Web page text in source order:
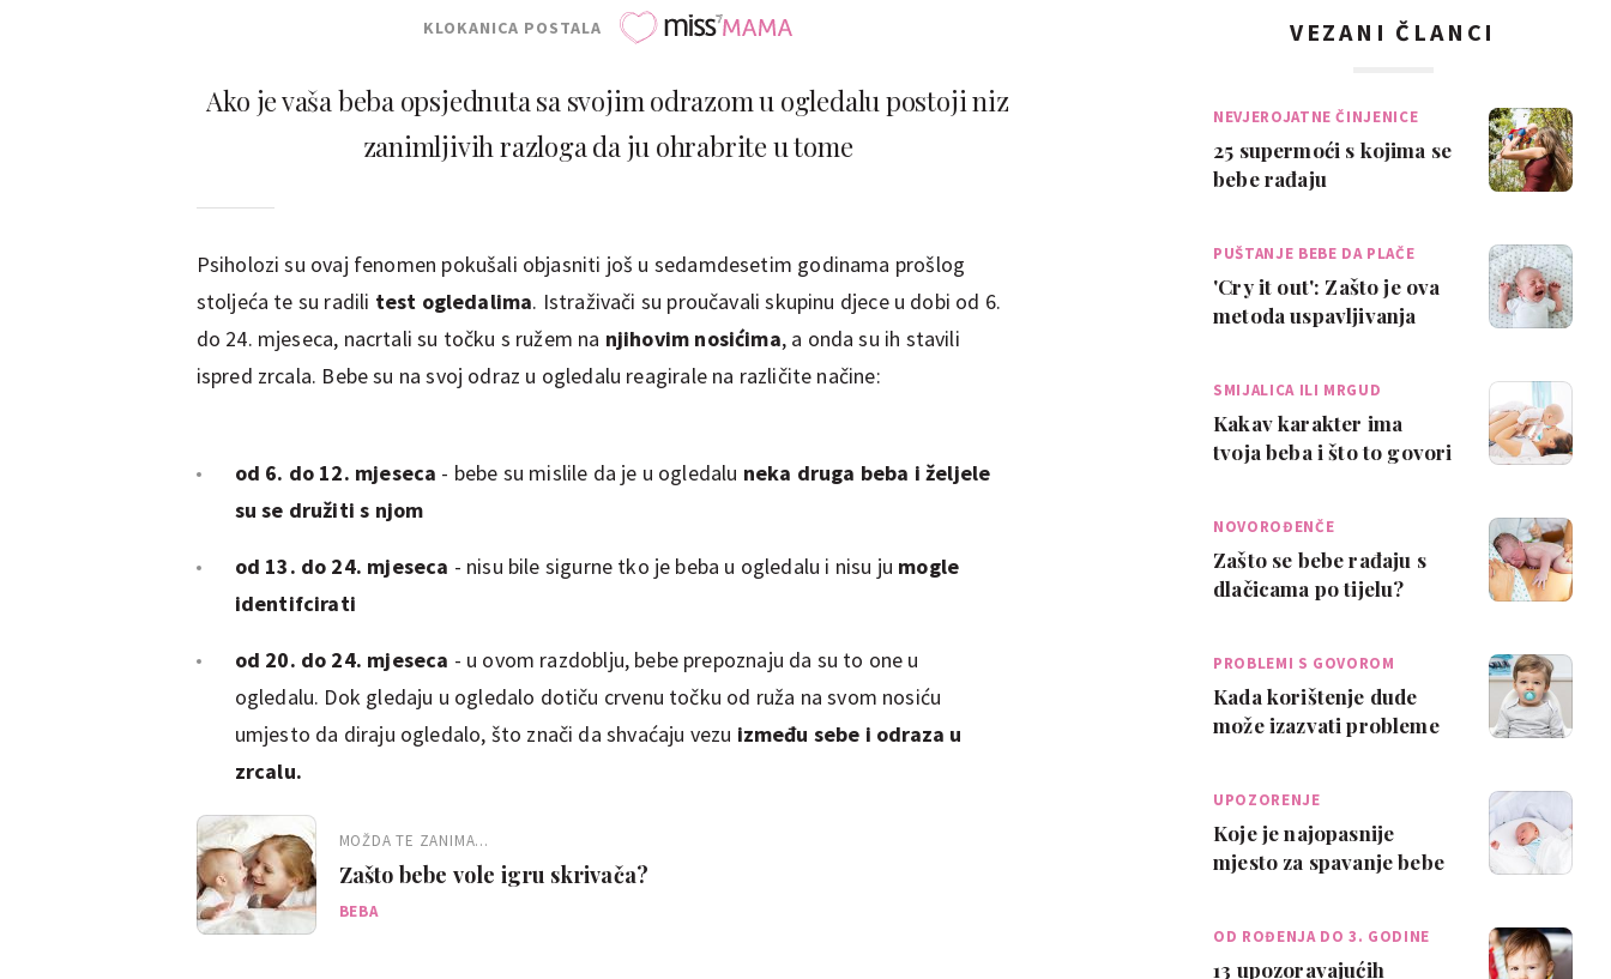
KLOKANICA POSTALA
Ako je vaša beba opsjednuta sa svojim odrazom u ogledalu postoji niz
zanimljivih razloga da ju ohrabrite u tome
Psiholozi su ovaj fenomen pokušali objasniti još u sedamdesetim godinama prošlog
stoljeća te su radili test ogledalima. Istraživači su proučavali skupinu djece u dobi od 6.
do 24. mjeseca, nacrtali su točku s ružem na njihovim nosićima, a onda su ih stavili
ispred zrcala. Bebe su na svoj odraz u ogledalu reagirale na različite načine:
od 6. do 12. mjeseca - bebe su mislile da je u ogledalu neka druga beba i željele
su se družiti s njom
od 13. do 24. mjeseca - nisu bile sigurne tko je beba u ogledalu i nisu ju mogle
identifcirati
od 20. do 24. mjeseca - u ovom razdoblju, bebe prepoznaju da su to one u
ogledalu. Dok gledaju u ogledalo dotiču crvenu točku od ruža na svom nosiću
umjesto da diraju ogledalo, što znači da shvaćaju vezu između sebe i odraza u
zrcalu.
MOŽDA TE ZANIMA...
Zašto bebe vole igru skrivača?
BEBA
VEZANI ČLANCI
NEVJEROJATNE ČINJENICE
25 supermoći s kojima se
bebe rađaju
PUŠTANJE BEBE DA PLAČE
'Cry it out': Zašto je ova
metoda uspavljivanja
SMIJALICA ILI MRGUD
Kakav karakter ima
tvoja beba i što to govori
NOVOROĐENČE
Zašto se bebe rađaju s
dlačicama po tijelu?
PROBLEMI S GOVOROM
Kada korištenje dude
može izazvati probleme
UPOZORENJE
Koje je najopasnije
mjesto za spavanje bebe
OD ROĐENJA DO 3. GODINE
13 upozoravajućih